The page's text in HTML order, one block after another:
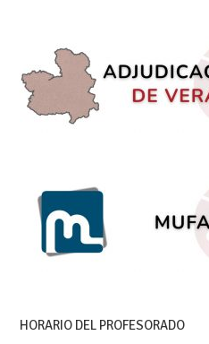
HORARIO DEL PROFESORADO